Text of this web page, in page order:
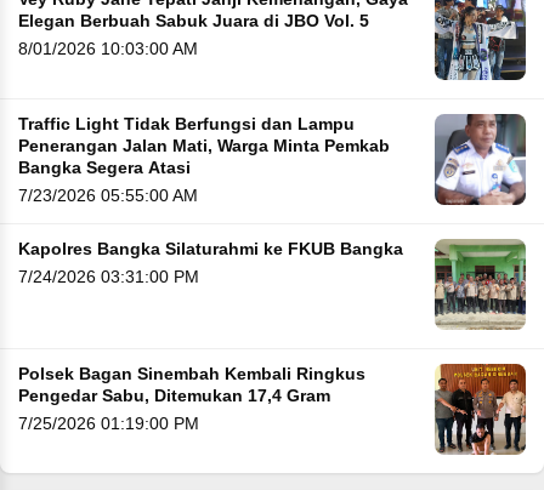
Elegan Berbuah Sabuk Juara di JBO Vol. 5
8/01/2026 10:03:00 AM
Traffic Light Tidak Berfungsi dan Lampu
Penerangan Jalan Mati, Warga Minta Pemkab
Bangka Segera Atasi
7/23/2026 05:55:00 AM
Kapolres Bangka Silaturahmi ke FKUB Bangka
7/24/2026 03:31:00 PM
Polsek Bagan Sinembah Kembali Ringkus
Pengedar Sabu, Ditemukan 17,4 Gram
7/25/2026 01:19:00 PM